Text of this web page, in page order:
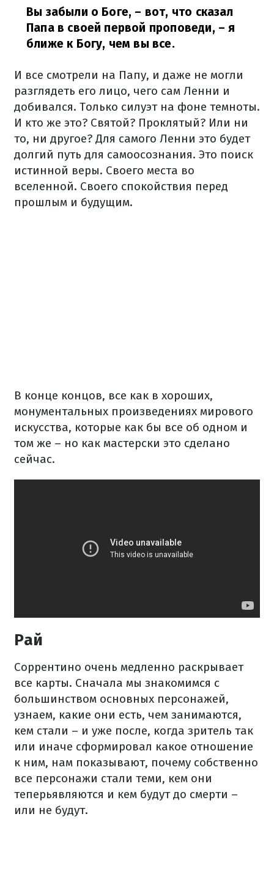
Вы забыли о Боге, – вот, что сказал
Папа в своей первой проповеди, – я
ближе к Богу, чем вы все.
И все смотрели на Папу, и даже не могли
разглядеть его лицо, чего сам Ленни и
добивался. Только силуэт на фоне темноты.
И кто же это? Святой? Проклятый? Или ни
то, ни другое? Для самого Ленни это будет
долгий путь для самоосознания. Это поиск
истинной веры. Своего места во
вселенной. Своего спокойствия перед
прошлым и будущим.
В конце концов, все как в хороших,
монументальных произведениях мирового
искусства, которые как бы все об одном и
том же – но как мастерски это сделано
сейчас.
Рай
Соррентино очень медленно раскрывает
все карты. Сначала мы знакомимся с
большинством основных персонажей,
узнаем, какие они есть, чем занимаются,
кем стали – и уже после, когда зритель так
или иначе сформировал какое отношение
к ним, нам показывают, почему собственно
все персонажи стали теми, кем они
теперьявляются и кем будут до смерти –
или не будут.